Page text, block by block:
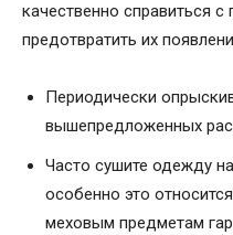
качественно справиться
предотвратить их
Периодически
вышепредложенных
Часто сушите одежду
особенно это
меховым предметам